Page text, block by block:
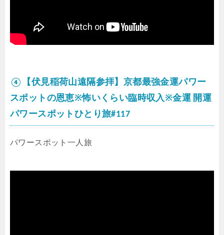
④【伏見稲荷山遠隔参拝】京都最強金運パワー
スポットの恩恵※怖いくらい臨時収入※金運 開運
パワースポットひとり旅#117
パワースポット一人旅